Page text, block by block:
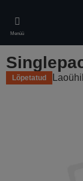
main
content
Menüü
Lõpetatud